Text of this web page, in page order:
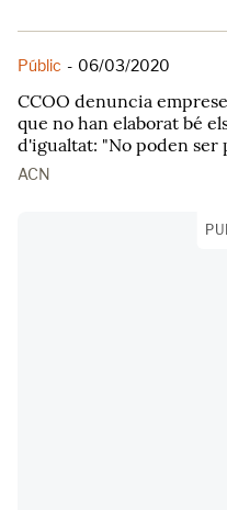
Públic - 06/03/2020
CCOO denuncia
que no han elaborat bé
d'igualtat: "No poden ser
ACN